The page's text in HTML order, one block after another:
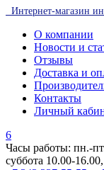
Интернет-магазин
О компании
Новости и
Отзывы
Доставка и
Контакты
Личный
6
Часы работы: пн.-
суббота 10.00-